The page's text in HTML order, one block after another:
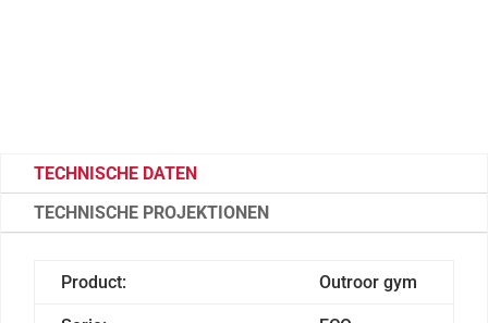
TECHNISCHE DATEN
TECHNISCHE PROJEKTIONEN
Product: Outroor gym